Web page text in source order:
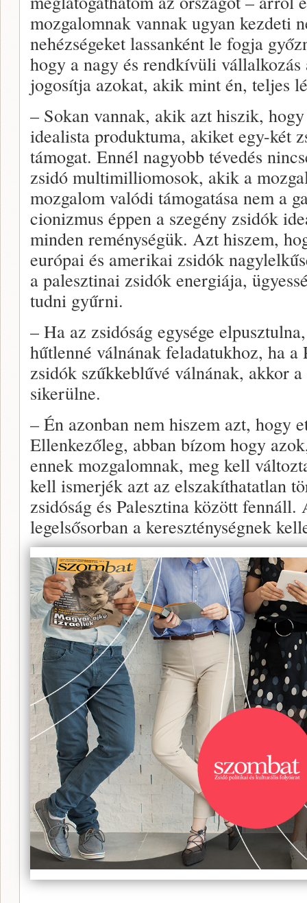
mozgalomnak vannak ugyan kezdeti
nehézségeket lassanként le fogja
hogy a nagy és rendkívüli vállalkozás
jogosítja azokat, akik mint én, teljes
– Sokan vannak, akik azt hiszik,
idealista produktuma, akiket egy-két
támogat. Ennél nagyobb tévedés
zsidó multimilliomosok, akik a
mozgalom valódi támogatása nem a
cionizmus éppen a szegény zsidók
minden reménységük. Azt hiszem,
európai és amerikai zsidók
a palesztinai zsidók energiája,
tudni gyűrni.
– Ha az zsidóság egysége
hűtlenné válnának feladatukhoz, ha
zsidók szűkkeblűvé válnának, akkor
sikerülne.
– Én azonban nem hiszem azt, hogy
Ellenkezőleg, abban bízom hogy
ennek mozgalomnak, meg kell
kell ismerjék azt az elszakíthatatlan
zsidóság és Palesztina között
legelsősorban a kereszténységnek